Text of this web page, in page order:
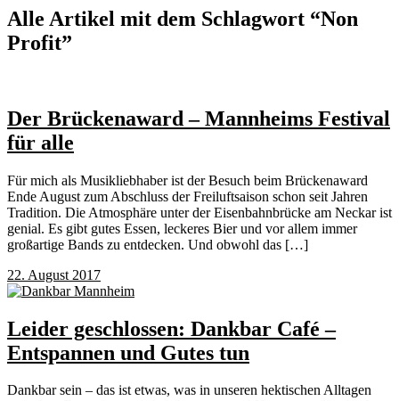
Alle Artikel mit dem Schlagwort “Non
Profit”
Der Brückenaward – Mannheims Festival
für alle
Für mich als Musikliebhaber ist der Besuch beim Brückenaward
Ende August zum Abschluss der Freiluftsaison schon seit Jahren
Tradition. Die Atmosphäre unter der Eisenbahnbrücke am Neckar ist
genial. Es gibt gutes Essen, leckeres Bier und vor allem immer
großartige Bands zu entdecken. Und obwohl das […]
22. August 2017
Leider geschlossen: Dankbar Café –
Entspannen und Gutes tun
Dankbar sein – das ist etwas, was in unseren hektischen Alltagen